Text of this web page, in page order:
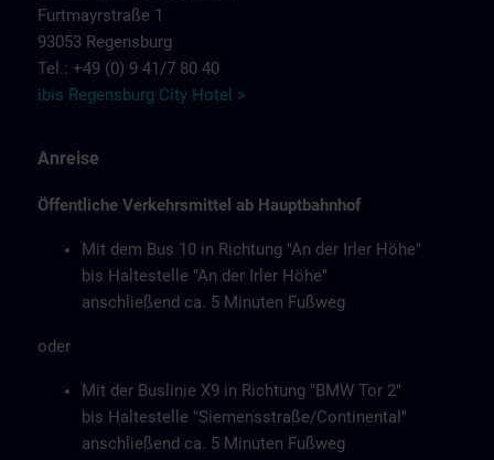
Furtmayrstraße 1
93053 Regensburg
Tel.: +49 (0) 9 41/7 80 40
ibis Regensburg City Hotel >
Anreise
Öffentliche Verkehrsmittel ab Hauptbahnhof
Mit dem Bus 10 in Richtung "An der Irler Höhe"
bis Haltestelle "An der Irler Höhe"
anschließend ca. 5 Minuten Fußweg
oder
Mit der Buslinie X9 in Richtung "BMW Tor 2"
bis Haltestelle "Siemensstraße/Continental"
anschließend ca. 5 Minuten Fußweg